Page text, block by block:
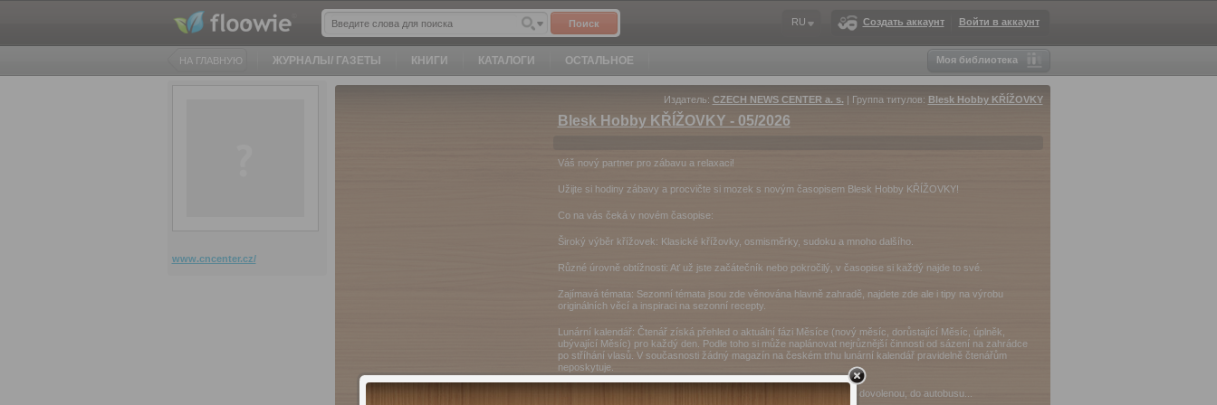
Поиск Создать аккаунт Войти в аккаунт
RU
НА ГЛАВНУЮ ЖУРНАЛЫ/ ГАЗЕТЫ КНИГИ КАТАЛОГИ ОСТАЛЬНОЕ Моя библиотека
www.cncenter.cz/
Издатель: CZECH NEWS CENTER a. s. | Группа титулов: Blesk Hobby KŘÍŽOVKY
Blesk Hobby KŘÍŽOVKY - 05/2026
Váš nový partner pro zábavu a relaxaci!
Užijte si hodiny zábavy a procvičte si mozek s novým časopisem Blesk Hobby KŘÍŽOVKY!
Co na vás čeká v novém časopise:
Široký výběr křížovek: Klasické křížovky, osmisměrky, sudoku a mnoho dalšího.
Různé úrovně obtížnosti: Ať už jste začátečník nebo pokročilý, v časopise si každý najde to své.
Zajímavá témata: Sezonní témata jsou zde věnována hlavně zahradě, najdete zde ale i tipy na výrobu
originálních věcí a inspiraci na sezonní recepty.
Lunární kalendář: Čtenář získá přehled o aktuální fázi Měsíce (nový měsíc, dorůstající Měsíc, úplněk,
ubývající Měsíc) pro každý den. Podle toho si může naplánovat nejrůznější činnosti od sázení na zahrádce
po stříhání vlasů. V současnosti žádný magazín na českém trhu lunární kalendář pravidelně čtenářům
neposkytuje.
Ideální společník: Časopis pro volný čas a relaxaci - na zahradu, na dovolenou, do autobusu...